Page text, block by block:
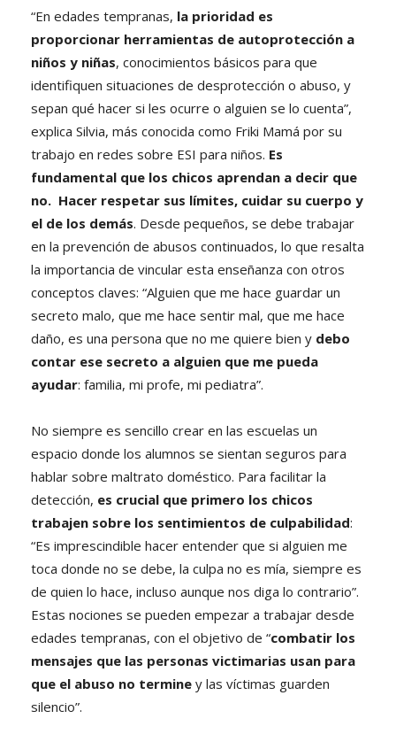
“En edades tempranas, la prioridad es
proporcionar herramientas de autoprotección a
niños y niñas, conocimientos básicos para que
identifiquen situaciones de desprotección o abuso, y
sepan qué hacer si les ocurre o alguien se lo cuenta”,
explica Silvia, más conocida como Friki Mamá por su
trabajo en redes sobre ESI para niños. Es
fundamental que los chicos aprendan a decir que
no. Hacer respetar sus límites, cuidar su cuerpo y
el de los demás. Desde pequeños, se debe trabajar
en la prevención de abusos continuados, lo que resalta
la importancia de vincular esta enseñanza con otros
conceptos claves: “Alguien que me hace guardar un
secreto malo, que me hace sentir mal, que me hace
daño, es una persona que no me quiere bien y debo
contar ese secreto a alguien que me pueda
ayudar: familia, mi profe, mi pediatra”.
No siempre es sencillo crear en las escuelas un
espacio donde los alumnos se sientan seguros para
hablar sobre maltrato doméstico. Para facilitar la
detección, es crucial que primero los chicos
trabajen sobre los sentimientos de culpabilidad:
“Es imprescindible hacer entender que si alguien me
toca donde no se debe, la culpa no es mía, siempre es
de quien lo hace, incluso aunque nos diga lo contrario”.
Estas nociones se pueden empezar a trabajar desde
edades tempranas, con el objetivo de “combatir los
mensajes que las personas victimarias usan para
que el abuso no termine y las víctimas guarden
silencio”.